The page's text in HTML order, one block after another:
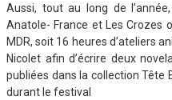
Aussi, tout au long de
Anatole- France et Les Crozes
MDR, soit 16 heures d’ateliers
Nicolet afin d’écrire deux
publiées dans la collection Tête
durant le festival